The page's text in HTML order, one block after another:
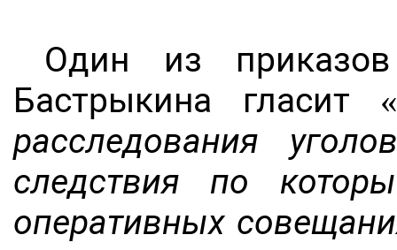
Один из
Бастрыкина гласит «
расследования
следствия по
оперативных